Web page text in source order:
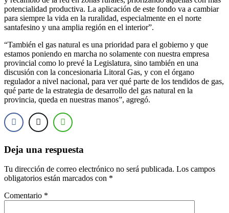
potencialidad productiva. La aplicación de este fondo va a cambiar
para siempre la vida en la ruralidad, especialmente en el norte
santafesino y una amplia región en el interior”.
“También el gas natural es una prioridad para el gobierno y que
estamos poniendo en marcha no solamente con nuestra empresa
provincial como lo prevé la Legislatura, sino también en una
discusión con la concesionaria Litoral Gas, y con el órgano
regulador a nivel nacional, para ver qué parte de los tendidos de gas,
qué parte de la estrategia de desarrollo del gas natural en la
provincia, queda en nuestras manos”, agregó.
Deja una respuesta
Tu dirección de correo electrónico no será publicada. Los campos
obligatorios están marcados con *
Comentario *